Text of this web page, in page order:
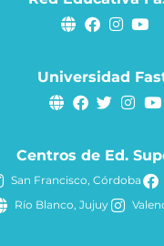
Universidad
Centros de Ed.
San Francisco, Córdoba
Río Blanco, Jujuy